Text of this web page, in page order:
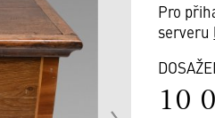
Pro
serveru
10